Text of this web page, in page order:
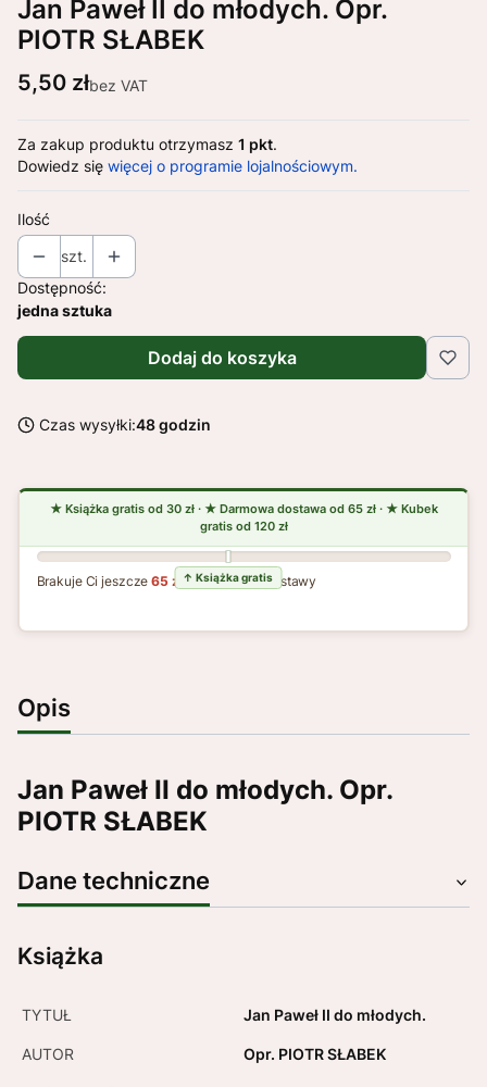
Jan Paweł II do młodych. Opr.
PIOTR SŁABEK
Cena
5,50 złbez VAT
Za zakup produktu otrzymasz 1 pkt.
Dowiedz się więcej o programie lojalnościowym.
Ilość
szt.
Dostępność:
jedna sztuka
Dodaj do koszyka
Czas wysyłki:48 godzin
Brakuje Ci jeszcze65 zł do darmowej dostawy
Opis
Jan Paweł II do młodych. Opr.
PIOTR SŁABEK
Dane techniczne
Książka
TYTUŁ Jan Paweł II do młodych.
AUTOR Opr. PIOTR SŁABEK